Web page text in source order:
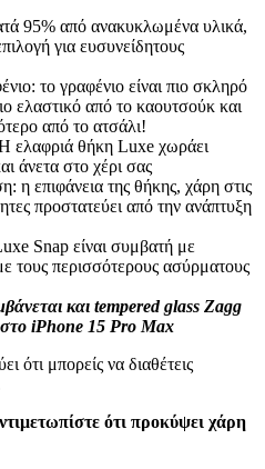
95% από ανακυκλωμένα υλικά,
για ευσυνείδητους
το γραφένιο είναι πιο σκληρό
ελαστικό από το καουτσούκ και
από το ατσάλι!
Η ελαφριά θήκη Luxe χωράει
άνετα στο χέρι σας
η επιφάνεια της θήκης, χάρη στις
προστατεύει από την ανάπτυξη
Snap είναι συμβατή με
τους περισσότερους ασύρματους
και tempered glass Zagg
iPhone 15 Pro Max
ότι μπορείς να διαθέτεις
ότι προκύψει χάρη